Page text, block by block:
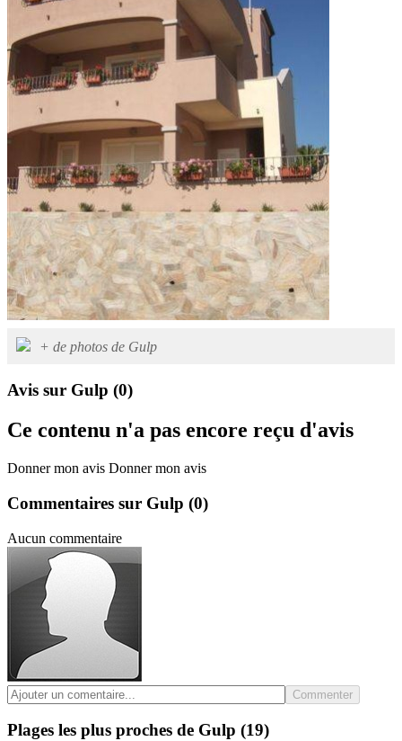
+ de photos de Gulp
Avis sur Gulp (0)
Ce contenu n'a pas encore reçu d'avis
Donner mon avis Donner mon avis
Commentaires sur Gulp (0)
Aucun commentaire
Commenter
Plages les plus proches de Gulp (19)